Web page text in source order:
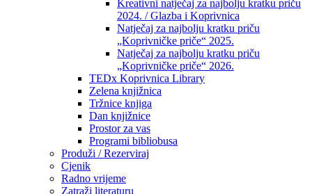
Kreativni natječaj za najbolju kratku priču
2024. / Glazba i Koprivnica
Natječaj za najbolju kratku priču
„Koprivničke priče“ 2025.
Natječaj za najbolju kratku priču
„Koprivničke priče“ 2026.
TEDx Koprivnica Library
Zelena knjižnica
Tržnice knjiga
Dan knjižnice
Prostor za vas
Programi bibliobusa
Produži / Rezerviraj
Cjenik
Radno vrijeme
Zatraži literaturu